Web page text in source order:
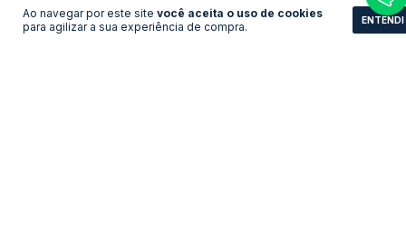
Ao navegar por este site você aceita o uso de cookies
para agilizar a sua experiência de compra.
ENTENDI